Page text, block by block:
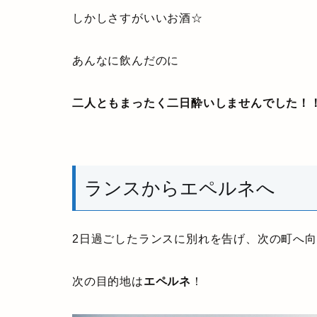
しかしさすがいいお酒☆
あんなに飲んだのに
二人ともまったく二日酔いしませんでした！！
ランスからエペルネへ
2日過ごしたランスに別れを告げ、次の町へ向
次の目的地はエペルネ ！